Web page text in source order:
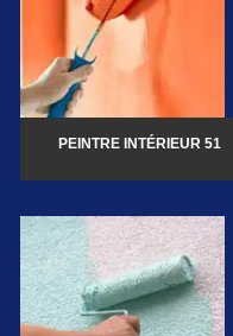
PEINTRE INTÉRIEUR 51